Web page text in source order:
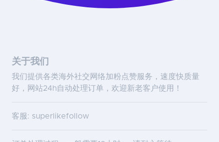
关于我们
我们提供各类海外社交网络加粉点赞服务，速度快质量
好，网站24h自动处理订单，欢迎新老客户使用！
客服: superlikefollow